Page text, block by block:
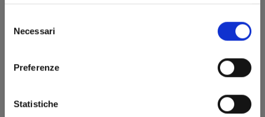
delNecessari
Preferenze
Statistiche